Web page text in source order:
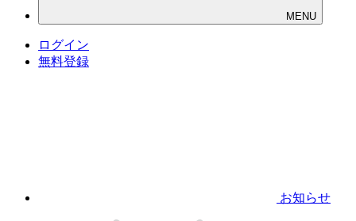
MENU
ログイン
無料登録
お知らせ